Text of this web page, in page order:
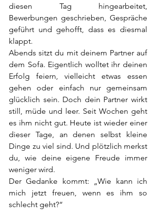
diesen Tag hingearbeitet,
Bewerbungen geschrieben, Gespräche
geführt und gehofft, dass es diesmal
klappt.
Abends sitzt du mit deinem Partner auf
dem Sofa. Eigentlich wolltet ihr deinen
Erfolg feiern, vielleicht etwas essen
gehen oder einfach nur gemeinsam
glücklich sein. Doch dein Partner wirkt
still, müde und leer. Seit Wochen geht
es ihm nicht gut. Heute ist wieder einer
dieser Tage, an denen selbst kleine
Dinge zu viel sind. Und plötzlich merkst
du, wie deine eigene Freude immer
weniger wird.
Der Gedanke kommt: „Wie kann ich
mich jetzt freuen, wenn es ihm so
schlecht geht?“